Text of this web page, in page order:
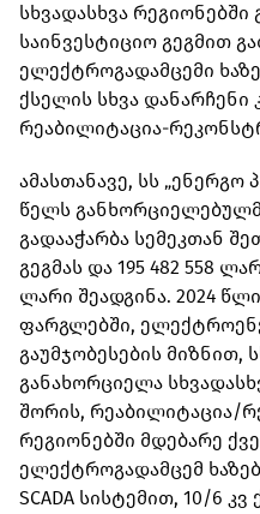
სხვადასხვა
საინვესტიციო გეგმით
ელექტროგადამცემი
ქსელის სხვა დანარჩენი
რეაბილიტაცია-
ამასთანავე, სს „ენერგო
წელს
გადააჭარბა სემეკთან
გეგმას და 195 482 558
ლარი შეადგინა. 2024
ფარგლებში,
გაუმჯობესების მიზნით,
განახორციელა
შორის, რეაბილიტაცია/
რეგიონებში მდებარე
ელექტროგადამცემ
SCADA სისტემით, 10/6